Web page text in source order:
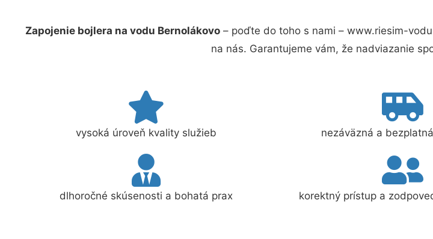
Zapojenie bojlera na vodu Bernolákovo– poďte do toho s nami – www.riesim-
na nás. Garantujeme vám, že nadviazanie
vysoká úroveň kvality služieb nezáväzná a
dlhoročné skúsenosti a bohatá prax korektný prístup a